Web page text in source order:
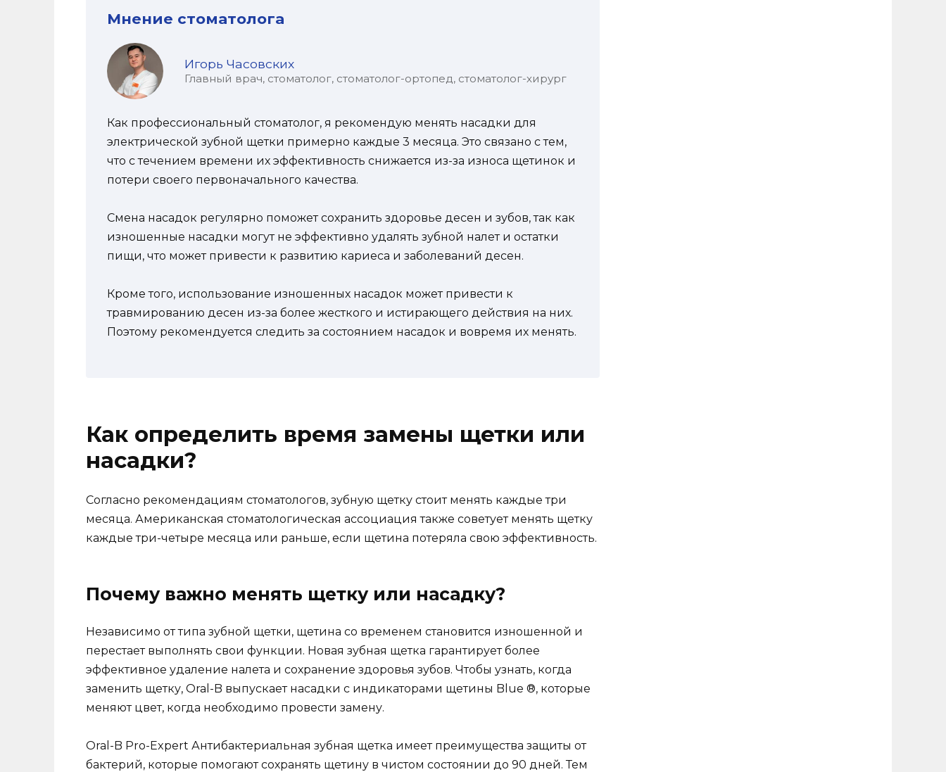
Мнение стоматолога
Игорь Часовских
Главный врач, стоматолог, стоматолог-ортопед, стоматолог-хирург
Как профессиональный стоматолог, я рекомендую менять насадки для
электрической зубной щетки примерно каждые 3 месяца. Это связано с тем,
что с течением времени их эффективность снижается из-за износа щетинок и
потери своего первоначального качества.
Смена насадок регулярно поможет сохранить здоровье десен и зубов, так как
изношенные насадки могут не эффективно удалять зубной налет и остатки
пищи, что может привести к развитию кариеса и заболеваний десен.
Кроме того, использование изношенных насадок может привести к
травмированию десен из-за более жесткого и истирающего действия на них.
Поэтому рекомендуется следить за состоянием насадок и вовремя их менять.
Как определить время замены щетки или
насадки?
Согласно рекомендациям стоматологов, зубную щетку стоит менять каждые три
месяца. Американская стоматологическая ассоциация также советует менять щетку
каждые три-четыре месяца или раньше, если щетина потеряла свою эффективность.
Почему важно менять щетку или насадку?
Независимо от типа зубной щетки, щетина со временем становится изношенной и
перестает выполнять свои функции. Новая зубная щетка гарантирует более
эффективное удаление налета и сохранение здоровья зубов. Чтобы узнать, когда
заменить щетку, Oral-B выпускает насадки с индикаторами щетины Blue ®, которые
меняют цвет, когда необходимо провести замену.
Oral-B Pro-Expert Антибактериальная зубная щетка имеет преимущества защиты от
бактерий, которые помогают сохранять щетину в чистом состоянии до 90 дней. Тем